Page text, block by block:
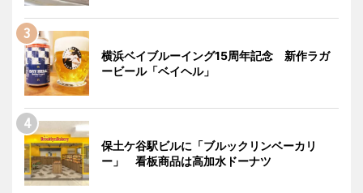
横浜ベイブルーイング15周年記念 新作ラガ
ービール「ベイヘル」
保土ケ谷駅ビルに「ブルックリンベーカリ
ー」 看板商品は高加水ドーナツ